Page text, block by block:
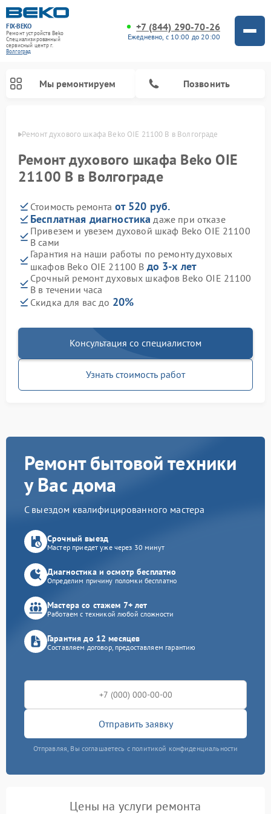
FIX-BEKO
Ремонт устройств Beko
Специализированный
cервисный центр г.
Волгоград
+7 (844) 290-70-26
Ежедневно, с 10:00 до 20:00
Мы ремонтируем Позвонить
Ремонт духового шкафа Beko OIE 21100 B в Волгограде
Ремонт духового шкафа Beko OIE
21100 B в Волгограде
Стоимость ремонта от 520 руб.
Бесплатная диагностика даже при отказе
Привезем и увезем духовой шкаф Beko OIE 21100
B сами
Гарантия на наши работы по ремонту духовых
шкафов Beko OIE 21100 B до 3-х лет
Срочный ремонт духовых шкафов Beko OIE 21100
B в течении часа
Скидка для вас до 20%
Консультация со специалистом
Узнать стоимость работ
Ремонт бытовой техники
у Вас дома
С выездом квалифицированного мастера
Срочный выезд
Мастер приедет уже через 30 минут
Диагностика и осмотр бесплатно
Определим причину поломки бесплатно
Мастера со стажем 7+ лет
Работаем с техникой любой сложности
Гарантия до 12 месяцев
Составляем договор, предоставляем гарантию
Отправить заявку
Отправляя, Вы соглашаетесь с политикой конфиденциальности
Цены на услуги ремонта